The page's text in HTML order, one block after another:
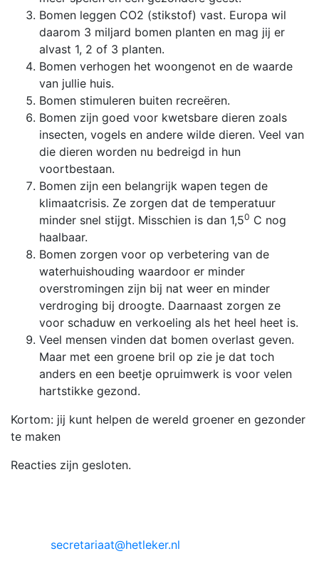
Bomen leggen CO2 (stikstof) vast. Europa wil
daarom 3 miljard bomen planten en mag jij er
alvast 1, 2 of 3 planten.
Bomen verhogen het woongenot en de waarde
van jullie huis.
Bomen stimuleren buiten recreëren.
Bomen zijn goed voor kwetsbare dieren zoals
insecten, vogels en andere wilde dieren. Veel van
die dieren worden nu bedreigd in hun
voortbestaan.
Bomen zijn een belangrijk wapen tegen de
klimaatcrisis. Ze zorgen dat de temperatuur
minder snel stijgt. Misschien is dan 1,50 C nog
haalbaar.
Bomen zorgen voor op verbetering van de
waterhuishouding waardoor er minder
overstromingen zijn bij nat weer en minder
verdroging bij droogte. Daarnaast zorgen ze
voor schaduw en verkoeling als het heel heet is.
Veel mensen vinden dat bomen overlast geven.
Maar met een groene bril op zie je dat toch
anders en een beetje opruimwerk is voor velen
hartstikke gezond.
Kortom: jij kunt helpen de wereld groener en gezonder
te maken
Reacties zijn gesloten.
secretariaat@hetleker.nl